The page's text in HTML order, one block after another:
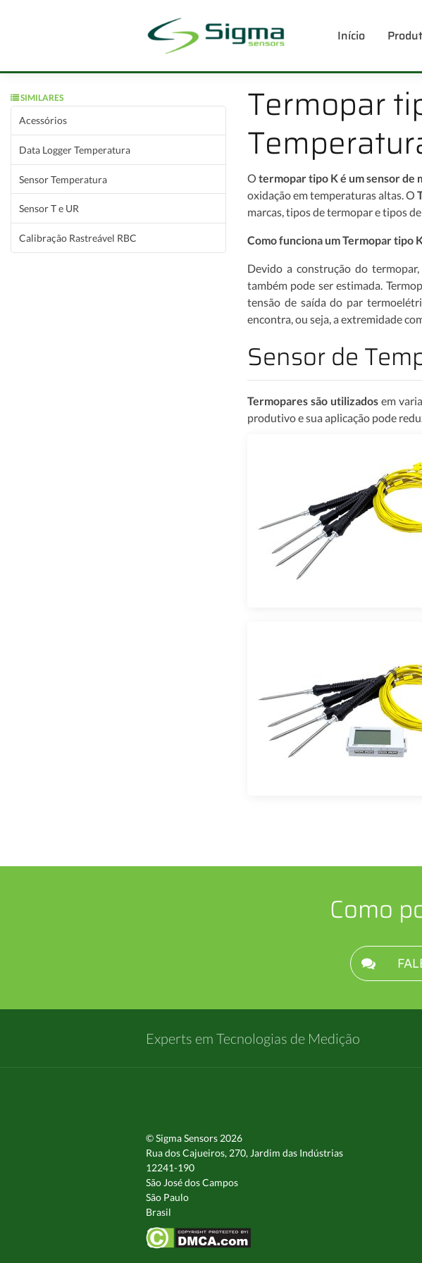
Início
SIMILARES
Acessórios
Data Logger Temperatura
Sensor Temperatura
Sensor T e UR
Calibração Rastreável RBC
Termopar
O termopar tipo K é um sensor de
oxidação em temperaturas altas. O
marcas, tipos de termopar e tipos
Como funciona um Termopar tipo
Devido a construção do
também pode ser estimada.
tensão de saída do par
encontra, ou seja, a extremidade
Sensor de
Termopares são utilizadosem
produtivo e sua aplicação pode
Como
Experts em Tecnologias de Medição
© Sigma Sensors 2026
Rua dos Cajueiros, 270, Jardim das Indústrias
12241-190
São José dos Campos
São Paulo
Brasil